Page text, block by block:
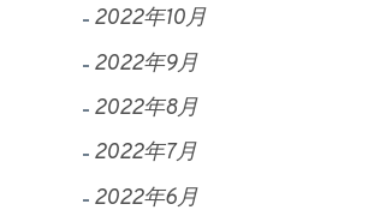
2022年10月
2022年9月
2022年8月
2022年7月
2022年6月